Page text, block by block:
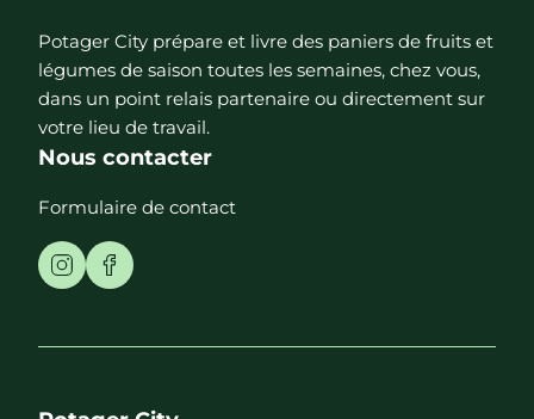
Potager City prépare et livre des paniers de fruits et
légumes de saison toutes les semaines, chez vous,
dans un point relais partenaire ou directement sur
votre lieu de travail.
Nous contacter
Formulaire de contact